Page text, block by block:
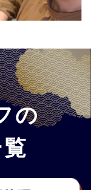
の